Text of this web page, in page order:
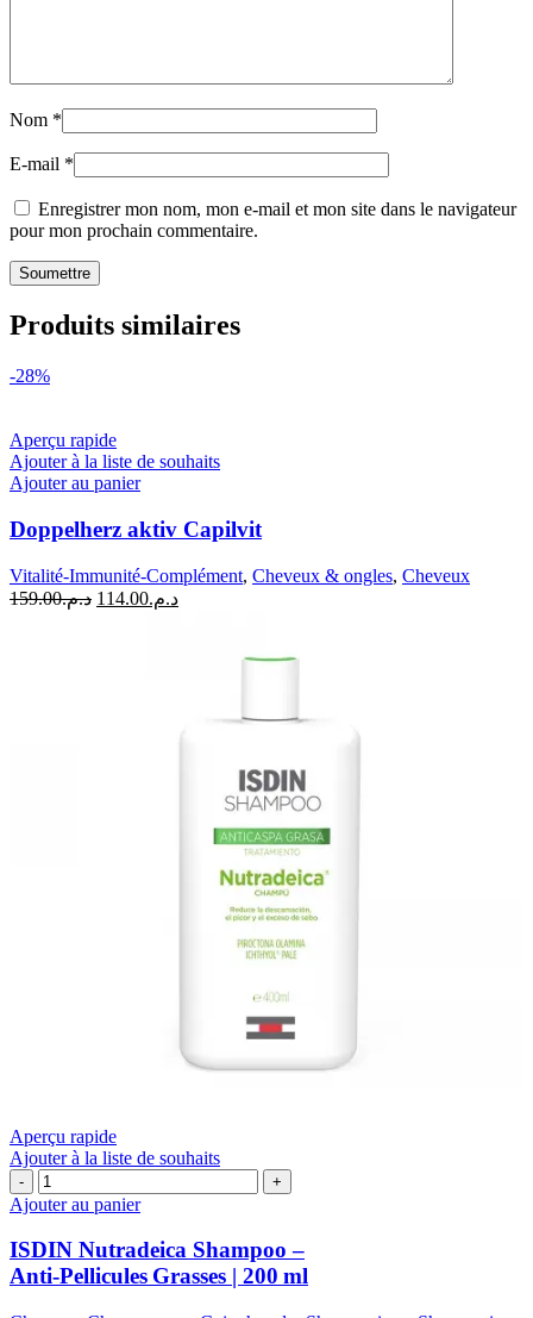
Nom *
E-mail *
Enregistrer mon nom, mon e-mail et mon site dans le navigateur
pour mon prochain commentaire.
Produits similaires
-28%
Aperçu rapide
Ajouter à la liste de souhaits
Ajouter au panier
Doppelherz aktiv Capilvit
Vitalité-Immunité-Complément, Cheveux & ongles, Cheveux
د.م.159.00
Le
د.م.114.00
Le
Aperçu rapide
Ajouter à la liste de souhaits
quantité
de
Nutradeica
Shampoo
–
Ajouter au panier
ISDIN Nutradeica Shampoo –
Anti‑Pellicules Grasses | 200 ml